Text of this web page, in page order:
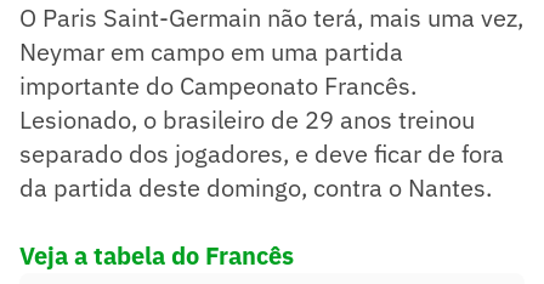
O Paris Saint-Germain não terá, mais uma vez,
Neymar em campo em uma partida
importante do Campeonato Francês.
Lesionado, o brasileiro de 29 anos treinou
separado dos jogadores, e deve ficar de fora
da partida deste domingo, contra o Nantes.
Veja a tabela do Francês